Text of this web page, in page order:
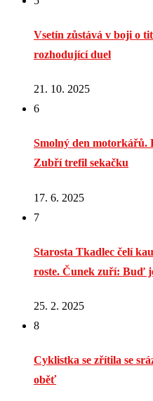
Vsetín zůstává v boji o
rozhodující duel
21. 10. 2025
6
Smolný den motorkářů.
Zubří trefil sekačku
17. 6. 2025
7
Starosta Tkadlec čelí
roste. Čunek zuří: Buď
25. 2. 2025
8
Cyklistka se zřítila se
oběť